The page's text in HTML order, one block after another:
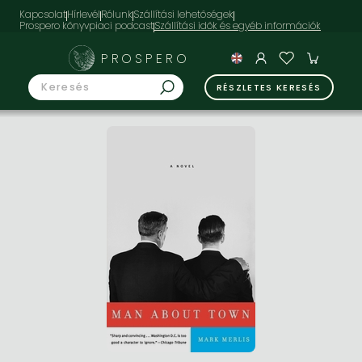
KapcsolatHírlevélRólunkSzállítási lehetőségek
Prospero könyvpiaci podcast
PROSPERO
RÉSZLETES KERESÉS